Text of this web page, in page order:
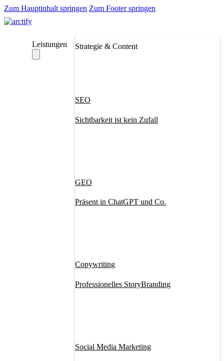
Zum Hauptinhalt springen Zum Footer springen
Leistungen Strategie & Content
SEO
Sichtbarkeit ist kein Zufall
GEO
Präsent in ChatGPT und Co.
Copywriting
Professionelles StoryBranding
Social Media Marketing